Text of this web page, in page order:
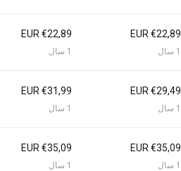
€22,89 EUR
1 سال
€22,89 EUR
1 سال
€29,49 EUR
1 سال
€31,99 EUR
1 سال
€35,09 EUR
1 سال
€35,09 EUR
1 سال